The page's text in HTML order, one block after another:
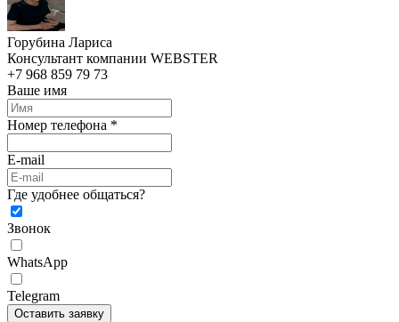
Горубина Лариса
Консультант компании WEBSTER
+7 968 859 79 73
Ваше имя
Номер телефона *
E-mail
Где удобнее общаться?
Звонок
WhatsApp
Telegram
Оставить заявку